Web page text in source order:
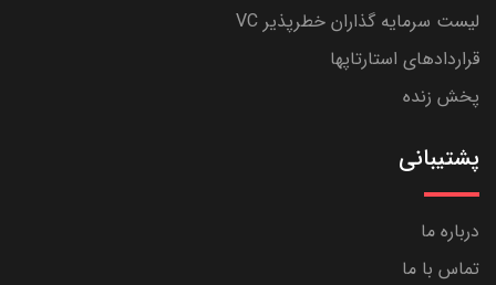
لیست سرمایه گذاران خطرپذیر VC
قراردادهای استارتاپها
پخش زنده
پشتیبانی
درباره ما
تماس با ما